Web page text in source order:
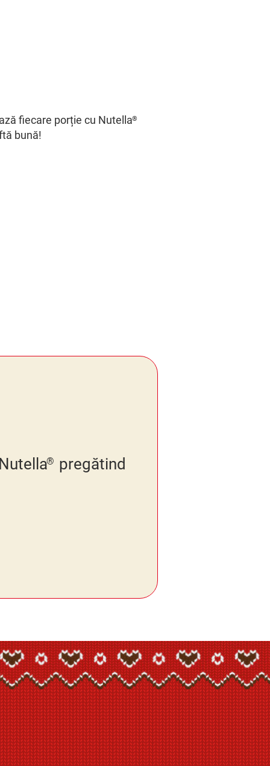
fiecare porție cu Nutella®
bună!
® pregătind